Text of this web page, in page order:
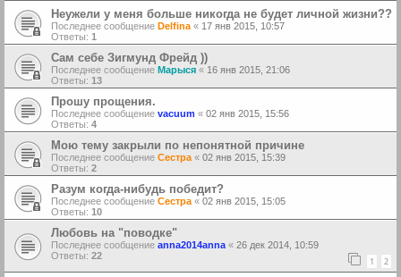
Неужели у меня больше никогда не будет личной жизни??
Последнее сообщение Delfina « 17 янв 2015, 10:57
Ответы: 1
Сам себе Зигмунд Фрейд ))
Последнее сообщение Марыся « 16 янв 2015, 21:06
Ответы: 13
Прошу прощения.
Последнее сообщение vacuum « 02 янв 2015, 15:56
Ответы: 4
Мою тему закрыли по непонятной причине
Последнее сообщение Сестра « 02 янв 2015, 15:39
Ответы: 2
Разум когда-нибудь победит?
Последнее сообщение Сестра « 02 янв 2015, 15:05
Ответы: 10
Любовь на "поводке"
Последнее сообщение anna2014anna « 26 дек 2014, 10:59
Ответы: 22 1 2